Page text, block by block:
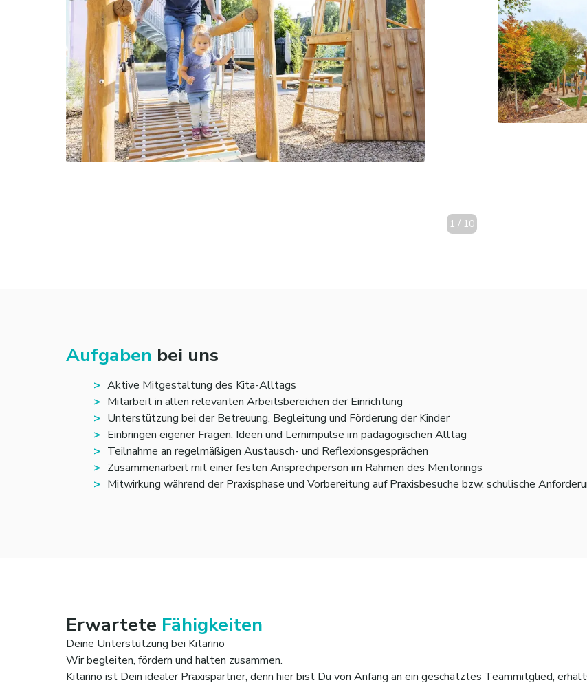
1 / 10
Aufgaben bei uns
Aktive Mitgestaltung des Kita-Alltags
Mitarbeit in allen relevanten Arbeitsbereichen der Einrichtung
Unterstützung bei der Betreuung, Begleitung und Förderung der Kinder
Einbringen eigener Fragen, Ideen und Lernimpulse im pädagogischen Alltag
Teilnahme an regelmäßigen Austausch- und Reflexionsgesprächen
Zusammenarbeit mit einer festen Ansprechperson im Rahmen des Mentorings
Mitwirkung während der Praxisphase und Vorbereitung auf Praxisbesuche bzw. schulische
Erwartete Fähigkeiten
Deine Unterstützung bei Kitarino
Wir begleiten, fördern und halten zusammen.
Kitarino ist Dein idealer Praxispartner, denn hier bist Du von Anfang an ein geschätztes Teammitglied,